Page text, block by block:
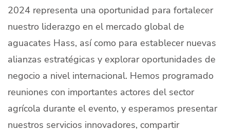
2024 representa una oportunidad para fortalecer
nuestro liderazgo en el mercado global de
aguacates Hass, así como para establecer nuevas
alianzas estratégicas y explorar oportunidades de
negocio a nivel internacional. Hemos programado
reuniones con importantes actores del sector
agrícola durante el evento, y esperamos presentar
nuestros servicios innovadores, compartir